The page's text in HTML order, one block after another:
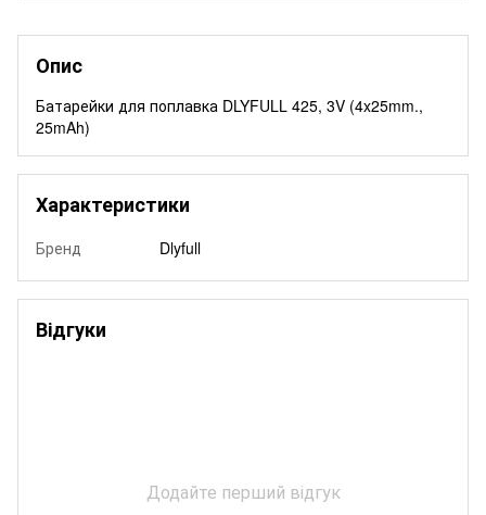
Опис
Батарейки для поплавка DLYFULL 425, 3V (4x25mm.,
25mAh)
Характеристики
Бренд Dlyfull
Відгуки
Додайте перший відгук